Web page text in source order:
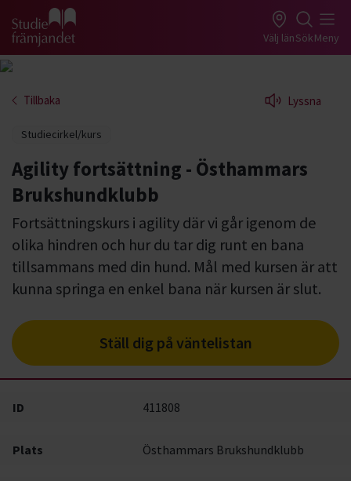
Gå till studiefrämjandets startsida Välj länSökMeny
Tillbaka Lyssna
Studiecirkel/kurs
Agility fortsättning - Östhammars
Brukshundklubb
Fortsättningskurs i agility där vi går igenom de
olika hindren och hur du tar dig runt en bana
tillsammans med din hund. Mål med kursen är att
kunna springa en enkel bana när kursen är slut.
Ställ dig på väntelistan
ID 411808
Plats Östhammars Brukshundklubb